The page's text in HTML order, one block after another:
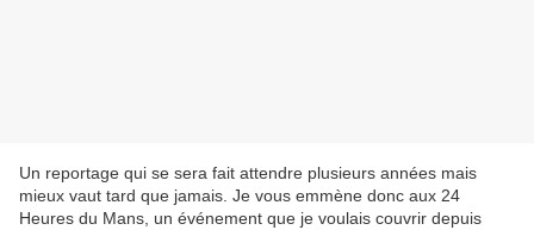
Un reportage qui se sera fait attendre plusieurs années mais
mieux vaut tard que jamais. Je vous emmène donc aux 24
Heures du Mans, un événement que je voulais couvrir depuis